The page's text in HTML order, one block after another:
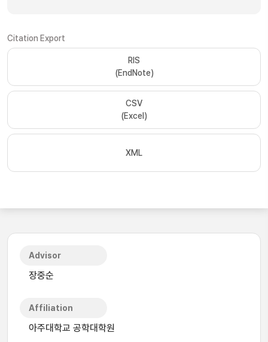
Citation Export
RIS
(EndNote)
CSV
(Excel)
XML
Advisor
장중순
Affiliation
아주대학교 공학대학원